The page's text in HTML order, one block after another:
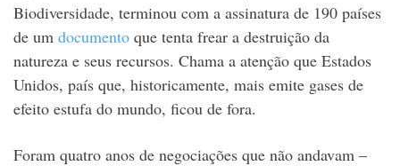
Biodiversidade, terminou com a assinatura de 190 países
de um documento que tenta frear a destruição da
natureza e seus recursos. Chama a atenção que Estados
Unidos, país que, historicamente, mais emite gases de
efeito estufa do mundo, ficou de fora.
Foram quatro anos de negociações que não andavam –